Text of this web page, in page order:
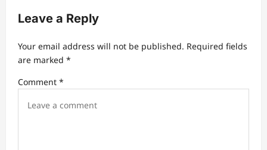
g
a
t
i
Leave a Reply
Your email address will not be published. Required fields
are marked *
Comment *